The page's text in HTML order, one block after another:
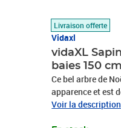
Livraison offerte
Vidaxl
vidaXL
baies 150 cm
Ce bel arbre de
apparence et est
charnières : le
Voir la description
Prix 60,85€